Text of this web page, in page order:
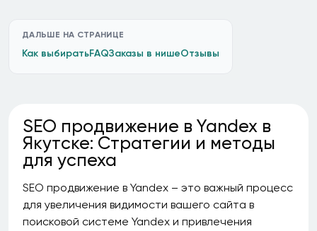
ДАЛЬШЕ НА СТРАНИЦЕ
Как выбиратьFAQЗаказы в нишеОтзывы
SEO продвижение в Yandex в
Якутске: Стратегии и методы
для успеха
SEO продвижение в Yandex – это важный процесс
для увеличения видимости вашего сайта в
поисковой системе Yandex и привлечения